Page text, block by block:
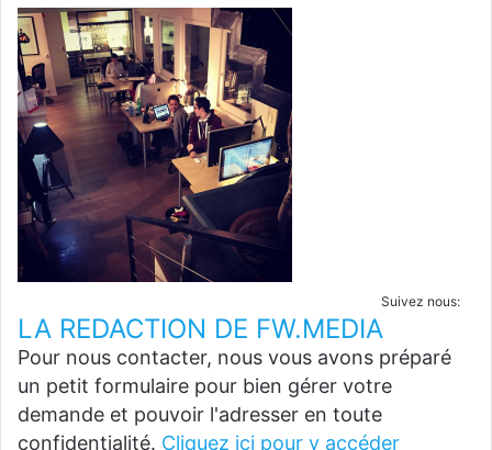
Suivez nous:
LA REDACTION DE FW.MEDIA
Pour nous contacter, nous vous avons préparé
un petit formulaire pour bien gérer votre
demande et pouvoir l'adresser en toute
confidentialité. Cliquez ici pour y accéder